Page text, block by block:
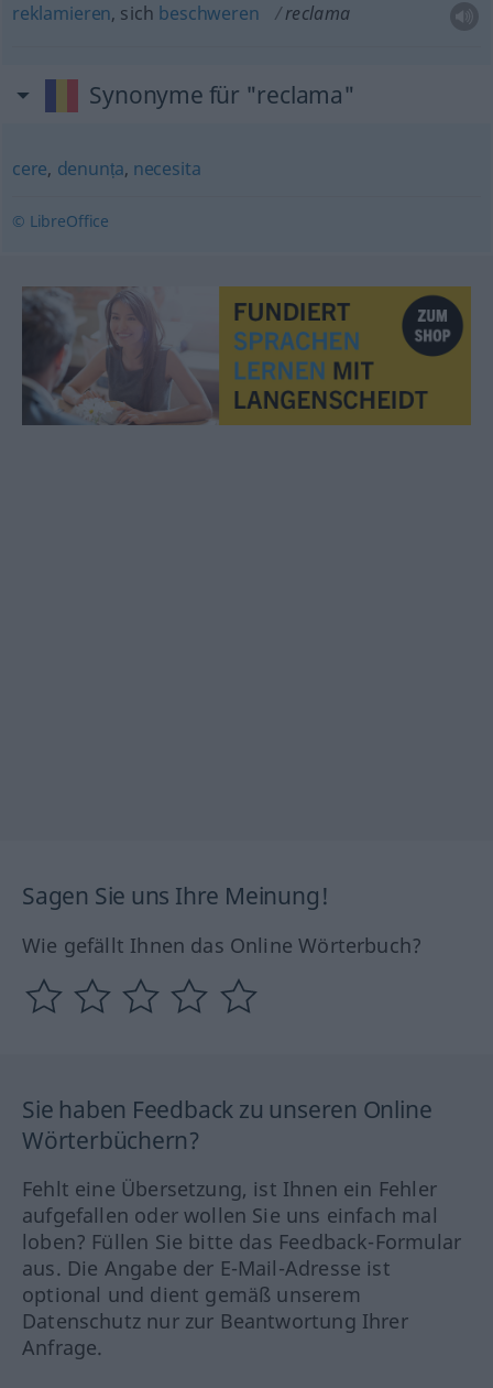
reklamieren, sich beschweren reclama
Synonyme für "reclama"
cere, denunța, necesita
© LibreOffice
Sagen Sie uns Ihre Meinung!
Wie gefällt Ihnen das Online Wörterbuch?
Sie haben Feedback zu unseren Online
Wörterbüchern?
Fehlt eine Übersetzung, ist Ihnen ein Fehler
aufgefallen oder wollen Sie uns einfach mal
loben? Füllen Sie bitte das Feedback-Formular
aus. Die Angabe der E-Mail-Adresse ist
optional und dient gemäß unserem
Datenschutz nur zur Beantwortung Ihrer
Anfrage.